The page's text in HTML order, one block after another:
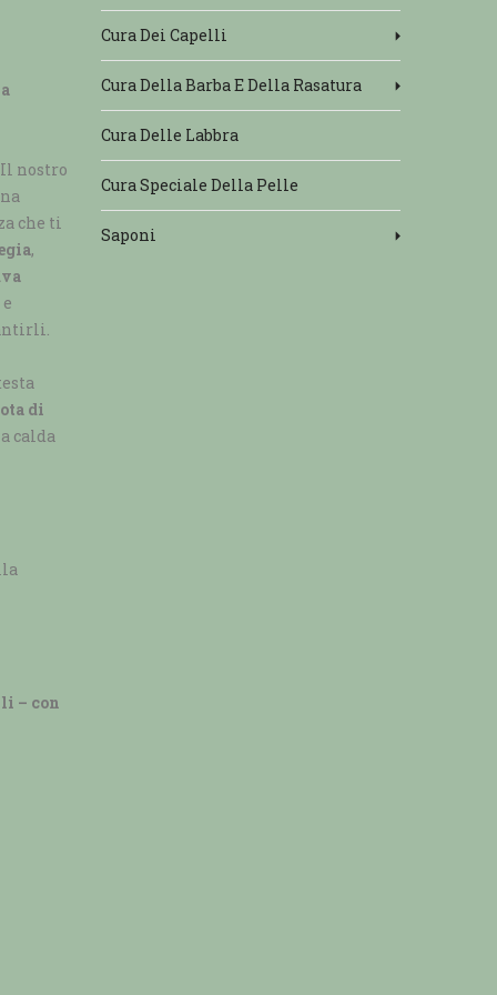
nostro
che ti
,
di
calda
– con
Cura Dei Capelli
Cura Della Barba E Della Rasatura
Cura Delle Labbra
Cura Speciale Della Pelle
Saponi